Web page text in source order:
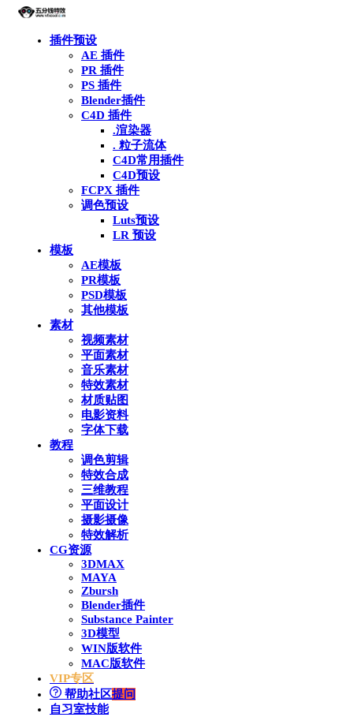
插件预设
AE 插件
PR 插件
PS 插件
Blender插件
C4D 插件
.渲染器
. 粒子流体
C4D常用插件
C4D预设
FCPX 插件
调色预设
Luts预设
LR 预设
模板
AE模板
PR模板
PSD模板
其他模板
素材
视频素材
平面素材
音乐素材
特效素材
材质贴图
电影资料
字体下载
教程
调色剪辑
特效合成
三维教程
平面设计
摄影摄像
特效解析
CG资源
3DMAX
MAYA
Zbursh
Blender插件
Substance Painter
3D模型
WIN版软件
MAC版软件
VIP专区
帮助社区提问
自习室技能